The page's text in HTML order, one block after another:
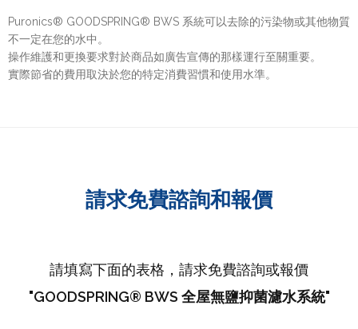
Puronics® GOODSPRING® BWS 系統可以去除的污染物或其他物質
不一定在您的水中。
操作維護和更換要求對於商品如廣告宣傳的那樣運行至關重要。
實際節省的費用取決於您的特定消費習慣和使用水準。
請求免費諮詢和報價
請填寫下面的表格，請求免費諮詢或報價
"GOODSPRING® BWS 全屋無鹽抑菌濾水系統"